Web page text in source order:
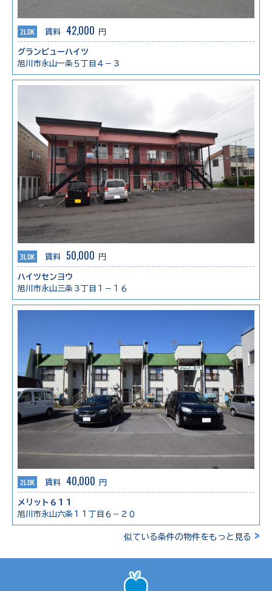
2LDK 賃料 42,000 円
グランビューハイツ
旭川市永山一条５丁目４－３
3LDK 賃料 50,000 円
ハイツセンヨウ
旭川市永山三条３丁目１－１６
2LDK 賃料 40,000 円
メリット６１１
旭川市永山六条１１丁目６－２０
似ている条件の物件をもっと見る >